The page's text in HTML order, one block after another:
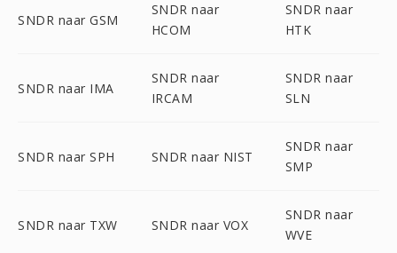
SNDR naar GSM
SNDR naar
HCOM
SNDR naar
HTK
SNDR naar IMA
SNDR naar
IRCAM
SNDR naar
SLN
SNDR naar SPH SNDR naar NIST
SNDR naar
SMP
SNDR naar TXW SNDR naar VOX
SNDR naar
WVE